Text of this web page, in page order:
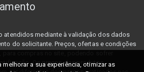
atendidos mediante à validação dos dados
do solicitante. Preços, ofertas e condições
Os preços dos produtos
a sua experiência, otimizar as